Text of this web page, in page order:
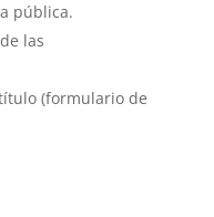
pública.
las
(formulario de